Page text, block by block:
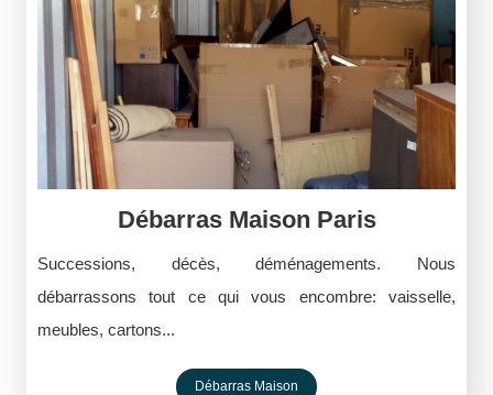
Débarras Maison Paris
Successions, décès, déménagements. Nous
débarrassons tout ce qui vous encombre: vaisselle,
meubles, cartons...
Débarras Maison